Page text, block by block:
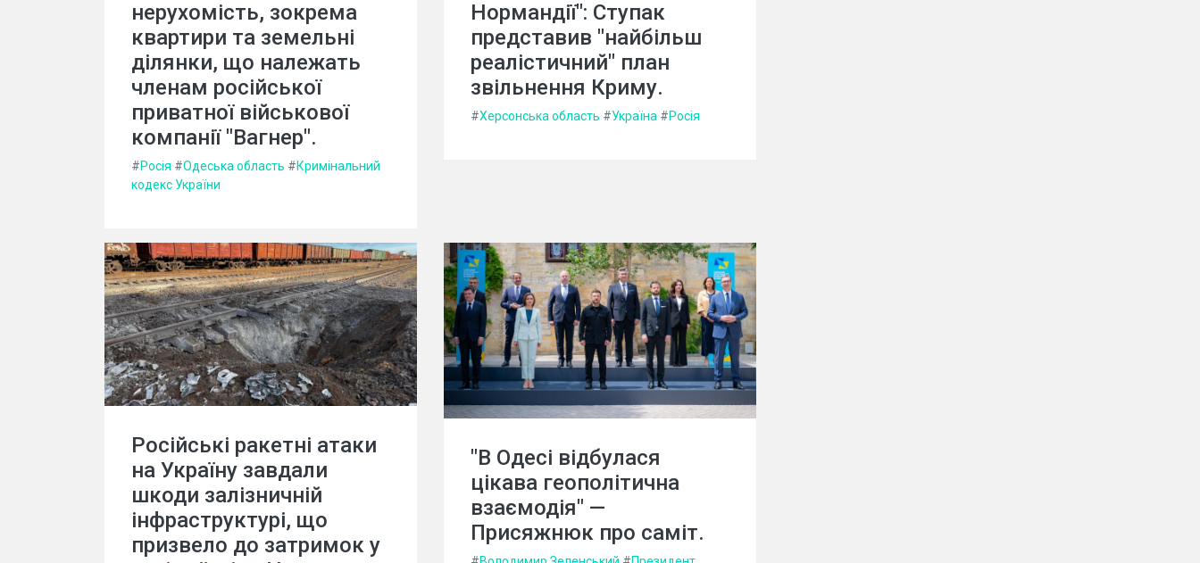
нерухомість, зокрема
квартири та земельні
ділянки, що належать
членам російської
приватної військової
компанії "Вагнер".
#Росія #Одеська область #Кримінальний
кодекс України
Нормандії": Ступак
представив "найбільш
реалістичний" план
звільнення Криму.
#Херсонська область #Україна #Росія
Російські ракетні атаки
на Україну завдали
шкоди залізничній
інфраструктурі, що
призвело до затримок у
"В Одесі відбулася
цікава геополітична
взаємодія" —
Присяжнюк про саміт.